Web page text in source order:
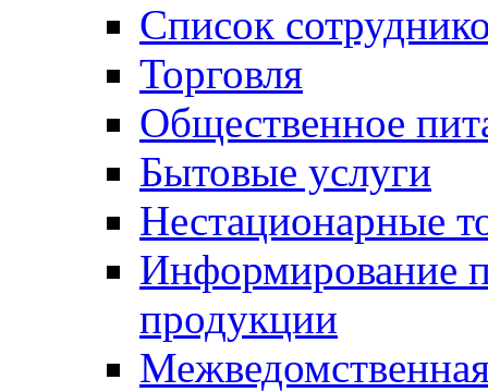
Список
Торговля
Общественное
Бытовые услуги
Нестационарные
Информирование
продукции